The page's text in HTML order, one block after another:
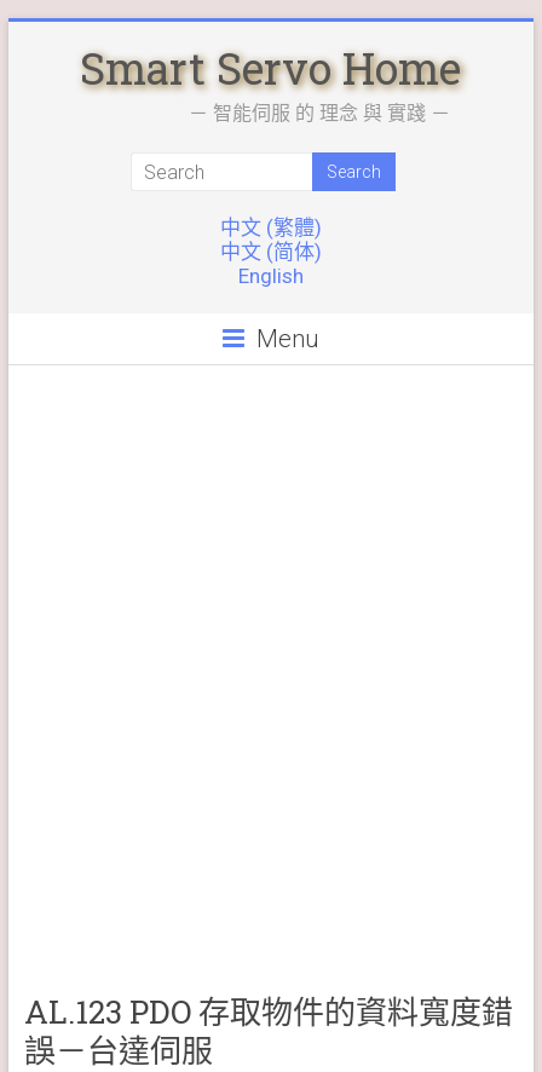
Smart Servo Home
－ 智能伺服 的 理念 與 實踐 －
中文 (繁體)
中文 (简体)
English
Menu
AL.123 PDO 存取物件的資料寬度錯
誤－台達伺服